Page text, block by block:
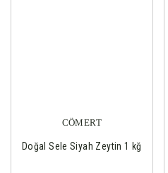
CÖMERT
Doğal Sele Siyah Zeytin 1 kğ